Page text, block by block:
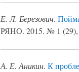
Е. Л. Березович.
РЯНО. 2015. № 1 (29),
А. Е. Аникин. К